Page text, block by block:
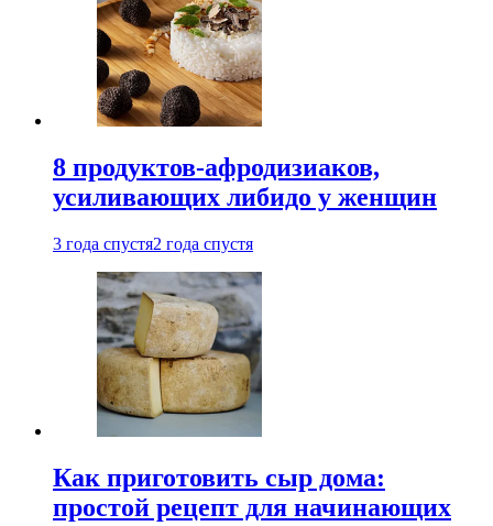
8 продуктов-афродизиаков,
усиливающих либидо у женщин
3 года спустя2 года спустя
Как приготовить сыр дома:
простой рецепт для начинающих